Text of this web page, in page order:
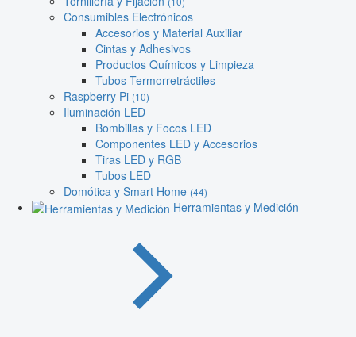
Consumibles Electrónicos
Accesorios y Material Auxiliar
Cintas y Adhesivos
Productos Químicos y Limpieza
Tubos Termorretráctiles
Raspberry Pi (10)
Iluminación LED
Bombillas y Focos LED
Componentes LED y Accesorios
Tiras LED y RGB
Tubos LED
Domótica y Smart Home (44)
Herramientas y Medición